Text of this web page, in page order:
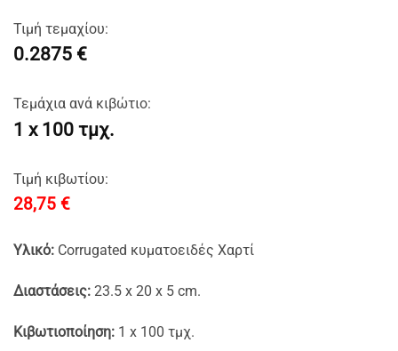
Τιμή τεμαχίου:
0.2875 €
Τεμάχια ανά κιβώτιο:
1 x 100 τμχ.
Τιμή κιβωτίου:
28,75 €
Υλικό: Corrugated κυματοειδές Χαρτί
Διαστάσεις: 23.5 x 20 x 5 cm.
Κιβωτιοποίηση: 1 x 100 τμχ.